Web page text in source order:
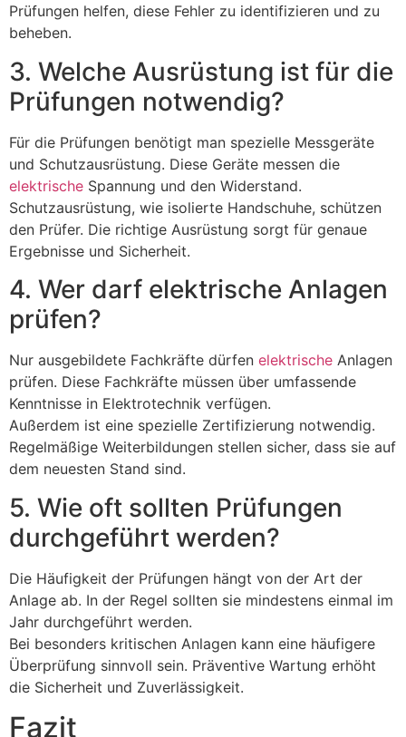
Prüfungen helfen, diese Fehler zu identifizieren und zu
beheben.
3. Welche Ausrüstung ist für die
Prüfungen notwendig?
Für die Prüfungen benötigt man spezielle Messgeräte
und Schutzausrüstung. Diese Geräte messen die
elektrische Spannung und den Widerstand.
Schutzausrüstung, wie isolierte Handschuhe, schützen
den Prüfer. Die richtige Ausrüstung sorgt für genaue
Ergebnisse und Sicherheit.
4. Wer darf elektrische Anlagen
prüfen?
Nur ausgebildete Fachkräfte dürfen elektrische Anlagen
prüfen. Diese Fachkräfte müssen über umfassende
Kenntnisse in Elektrotechnik verfügen.
Außerdem ist eine spezielle Zertifizierung notwendig.
Regelmäßige Weiterbildungen stellen sicher, dass sie auf
dem neuesten Stand sind.
5. Wie oft sollten Prüfungen
durchgeführt werden?
Die Häufigkeit der Prüfungen hängt von der Art der
Anlage ab. In der Regel sollten sie mindestens einmal im
Jahr durchgeführt werden.
Bei besonders kritischen Anlagen kann eine häufigere
Überprüfung sinnvoll sein. Präventive Wartung erhöht
die Sicherheit und Zuverlässigkeit.
Fazit